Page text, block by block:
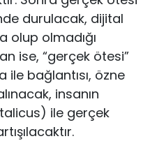
durulacak, dijital
olup olmadığı
ise, “gerçek ötesi”
ile bağlantısı, özne
insanın
ile gerçek